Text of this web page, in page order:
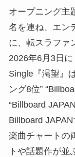
オープニング主
名を連ね、エン
に、転スラファ
2026年6月3日
Single『渇望』
ング8位”
“Billboard
Billboard
楽曲チャートの
トや話題作が